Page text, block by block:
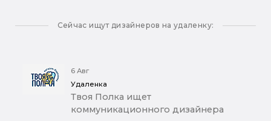
Сейчас ищут дизайнеров на удаленку:
6 Авг
Удаленка
Твоя Полка ищет
коммуникационного дизайнера